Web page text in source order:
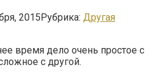
2015Рубрика: Другая
время дело очень простое с
с другой.